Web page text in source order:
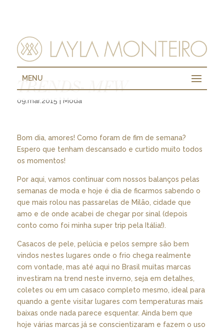
MENU
TRENDS- MFW
09.mar.2015 | Moda
Bom dia, amores! Como foram de fim de semana?
Espero que tenham descansado e curtido muito todos
os momentos!
Por aqui, vamos continuar com nossos balanços pelas
semanas de moda e hoje é dia de ficarmos sabendo o
que mais rolou nas passarelas de Milão, cidade que
amo e de onde acabei de chegar por sinal (depois
conto como foi minha super trip pela Itália!).
Casacos de pele, pelúcia e pelos sempre são bem
vindos nestes lugares onde o frio chega realmente
com vontade, mas até aqui no Brasil muitas marcas
investiram na trend neste inverno, seja em detalhes,
coletes ou em um casaco completo mesmo, ideal para
quando a gente visitar lugares com temperaturas mais
baixas onde nada parece esquentar. Ainda bem que
hoje várias marcas já se conscientizaram e fazem o uso